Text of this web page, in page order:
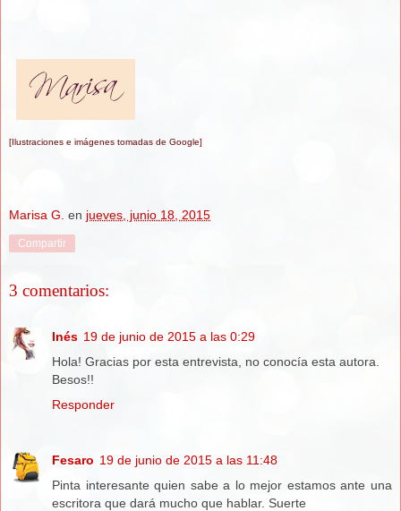
[Ilustraciones e imágenes tomadas de Google]
Marisa G. en jueves, junio 18, 2015
Compartir
3 comentarios:
Inés 19 de junio de 2015 a las 0:29
Hola! Gracias por esta entrevista, no conocía esta autora.
Besos!!
Responder
Fesaro 19 de junio de 2015 a las 11:48
Pinta interesante quien sabe a lo mejor estamos ante una
escritora que dará mucho que hablar. Suerte